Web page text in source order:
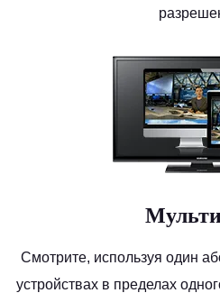
Смотрите, используя один
устройствах в пределах